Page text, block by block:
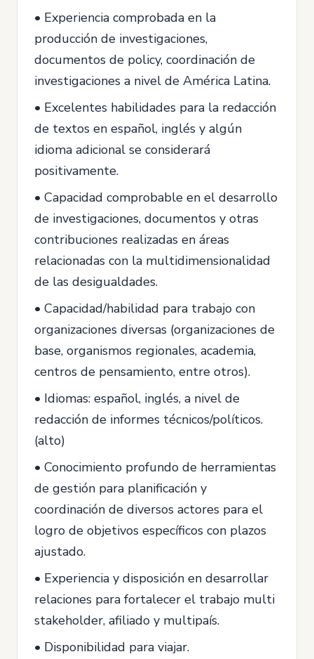
• Experiencia comprobada en la
producción de investigaciones,
documentos de policy, coordinación de
investigaciones a nivel de América Latina.
• Excelentes habilidades para la redacción
de textos en español, inglés y algún
idioma adicional se considerará
positivamente.
• Capacidad comprobable en el desarrollo
de investigaciones, documentos y otras
contribuciones realizadas en áreas
relacionadas con la multidimensionalidad
de las desigualdades.
• Capacidad/habilidad para trabajo con
organizaciones diversas (organizaciones de
base, organismos regionales, academia,
centros de pensamiento, entre otros).
• Idiomas: español, inglés, a nivel de
redacción de informes técnicos/políticos.
(alto)
• Conocimiento profundo de herramientas
de gestión para planificación y
coordinación de diversos actores para el
logro de objetivos específicos con plazos
ajustado.
• Experiencia y disposición en desarrollar
relaciones para fortalecer el trabajo multi
stakeholder, afiliado y multipaís.
• Disponibilidad para viajar.